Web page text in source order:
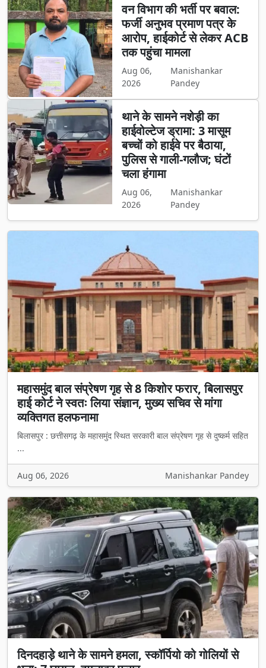
वन विभाग की भर्ती पर बवाल:
फर्जी अनुभव प्रमाण पत्र के
आरोप, हाईकोर्ट से लेकर ACB
तक पहुंचा मामला
Aug 06,
2026
Manishankar
Pandey
थाने के सामने नशेड़ी का
हाईवोल्टेज ड्रामा: 3 मासूम
बच्चों को हाईवे पर बैठाया,
पुलिस से गाली-गलौज; घंटों
चला हंगामा
Aug 06,
2026
Manishankar
Pandey
महासमुंद बाल संप्रेषण गृह से 8 किशोर फरार, बिलासपुर
हाई कोर्ट ने स्वतः लिया संज्ञान, मुख्य सचिव से मांगा
व्यक्तिगत हलफनामा
बिलासपुर : छत्तीसगढ़ के महासमुंद स्थित सरकारी बाल संप्रेषण गृह से दुष्कर्म सहित
...
Aug 06, 2026 Manishankar Pandey
दिनदहाड़े थाने के सामने हमला, स्कॉर्पियो को गोलियों से